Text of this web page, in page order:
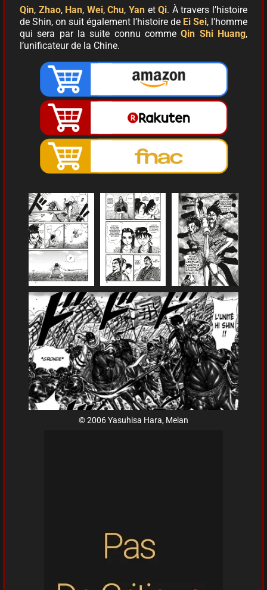
Qin, Zhao, Han, Wei,Chu,Yan etQi. À travers l’histoire
de Shin, on suit également l’histoire de Ei Sei, l’homme
qui sera par la suite connu commeQin Shi Huang,
l’unificateur de la Chine.
© 2006 Yasuhisa Hara, Meian